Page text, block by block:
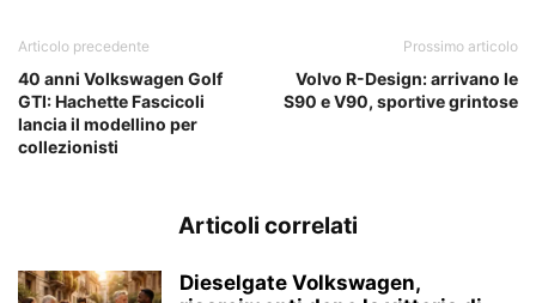
Articolo precedente
40 anni Volkswagen Golf
GTI: Hachette Fascicoli
lancia il modellino per
collezionisti
Prossimo articolo
Volvo R-Design: arrivano le
S90 e V90, sportive grintose
Articoli correlati
Dieselgate Volkswagen,